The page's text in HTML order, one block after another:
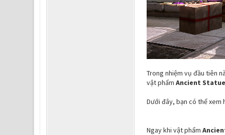
Trong nhiệm vụ đầu tiên
vật phẩm Ancient Statue
Dưới đây, bạn có thể xem
Ngay khi vật phẩm